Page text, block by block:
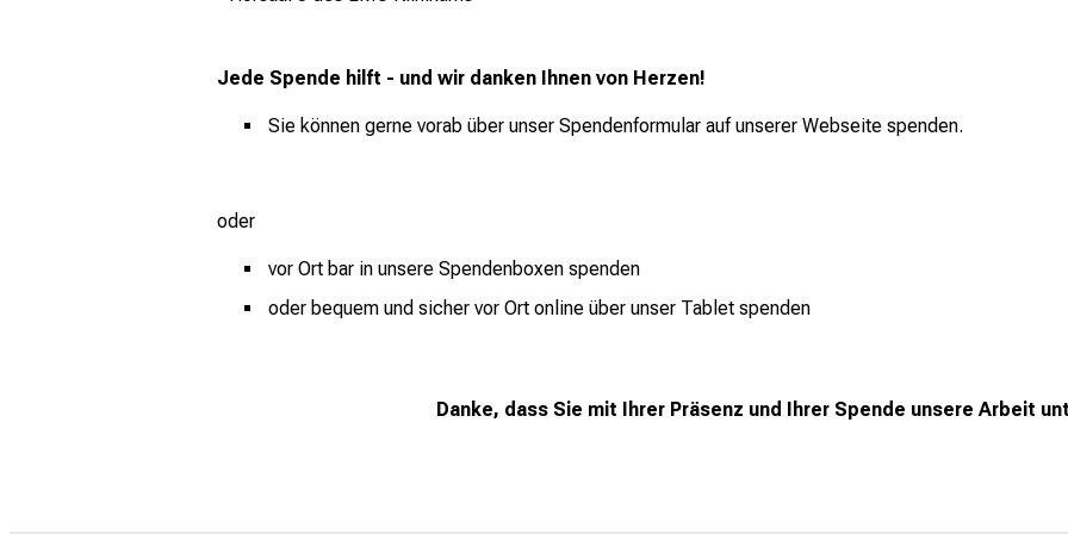
Jede Spende hilft - und wir danken Ihnen von Herzen!
Sie können gerne vorab über unser Spendenformular auf unserer Webseite spenden.
oder
vor Ort bar in unsere Spendenboxen spenden
oder bequem und sicher vor Ort online über unser Tablet spenden
Danke, dass Sie mit Ihrer Präsenz und Ihrer Spende unsere Arbeit